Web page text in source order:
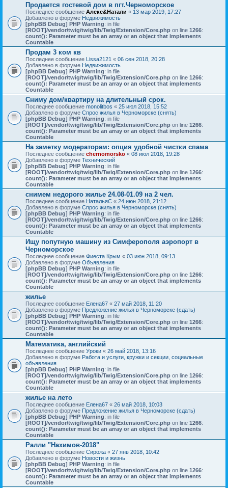
Продается гостевой дом в пгт.Черноморское
Последнее сообщение Алекс&Натали « 13 мар 2019, 17:27
Добавлено в форуме Недвижимость
[phpBB Debug] PHP Warning: in file
[ROOT]/vendor/twig/twig/lib/Twig/Extension/Core.php on line 1266:
count(): Parameter must be an array or an object that implements
Countable
Продам 3 ком кв
Последнее сообщение Lissa2121 « 06 сен 2018, 20:28
Добавлено в форуме Недвижимость
[phpBB Debug] PHP Warning: in file
[ROOT]/vendor/twig/twig/lib/Twig/Extension/Core.php on line 1266:
count(): Parameter must be an array or an object that implements
Countable
Сниму дом/квартиру на длительный срок.
Последнее сообщение monolitbos « 25 июл 2018, 15:52
Добавлено в форуме Спрос жилья в Черноморске (снять)
[phpBB Debug] PHP Warning: in file
[ROOT]/vendor/twig/twig/lib/Twig/Extension/Core.php on line 1266:
count(): Parameter must be an array or an object that implements
Countable
На заметку модераторам: опция удобной чистки спама
Последнее сообщение chernomorsko « 08 июл 2018, 19:28
Добавлено в форуме Технический
[phpBB Debug] PHP Warning: in file
[ROOT]/vendor/twig/twig/lib/Twig/Extension/Core.php on line 1266:
count(): Parameter must be an array or an object that implements
Countable
снимем недорого жилье 24.08-01.09 на 2 чел.
Последнее сообщение НатальяС « 24 июн 2018, 21:12
Добавлено в форуме Спрос жилья в Черноморске (снять)
[phpBB Debug] PHP Warning: in file
[ROOT]/vendor/twig/twig/lib/Twig/Extension/Core.php on line 1266:
count(): Parameter must be an array or an object that implements
Countable
Ищу попутную машину из Симферополя аэропорт в
Черноморское
Последнее сообщение Фиеста Крым « 03 июн 2018, 09:13
Добавлено в форуме Объявления
[phpBB Debug] PHP Warning: in file
[ROOT]/vendor/twig/twig/lib/Twig/Extension/Core.php on line 1266:
count(): Parameter must be an array or an object that implements
Countable
жилье
Последнее сообщение Елена67 « 27 май 2018, 11:20
Добавлено в форуме Предложение жилья в Черноморске (сдать)
[phpBB Debug] PHP Warning: in file
[ROOT]/vendor/twig/twig/lib/Twig/Extension/Core.php on line 1266:
count(): Parameter must be an array or an object that implements
Countable
Математика, английский
Последнее сообщение Уроки « 26 май 2018, 13:16
Добавлено в форуме Работа и услуги, кружки и секции, социальные
объявления
[phpBB Debug] PHP Warning: in file
[ROOT]/vendor/twig/twig/lib/Twig/Extension/Core.php on line 1266:
count(): Parameter must be an array or an object that implements
Countable
жилье на лето
Последнее сообщение Елена67 « 26 май 2018, 10:03
Добавлено в форуме Предложение жилья в Черноморске (сдать)
[phpBB Debug] PHP Warning: in file
[ROOT]/vendor/twig/twig/lib/Twig/Extension/Core.php on line 1266:
count(): Parameter must be an array or an object that implements
Countable
Ралли "Нахимов-2018"
Последнее сообщение Сирожа « 27 янв 2018, 10:42
Добавлено в форуме Новости и жизнь
[phpBB Debug] PHP Warning: in file
[ROOT]/vendor/twig/twig/lib/Twig/Extension/Core.php on line 1266:
count(): Parameter must be an array or an object that implements
Countable